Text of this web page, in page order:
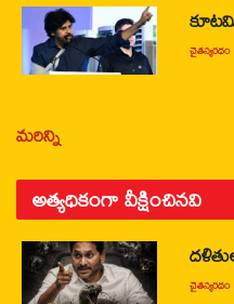
చైతన్యరధం
మరిన్ని
అత్యధికంగా వీక్షించినవి
చైతన్యరధం